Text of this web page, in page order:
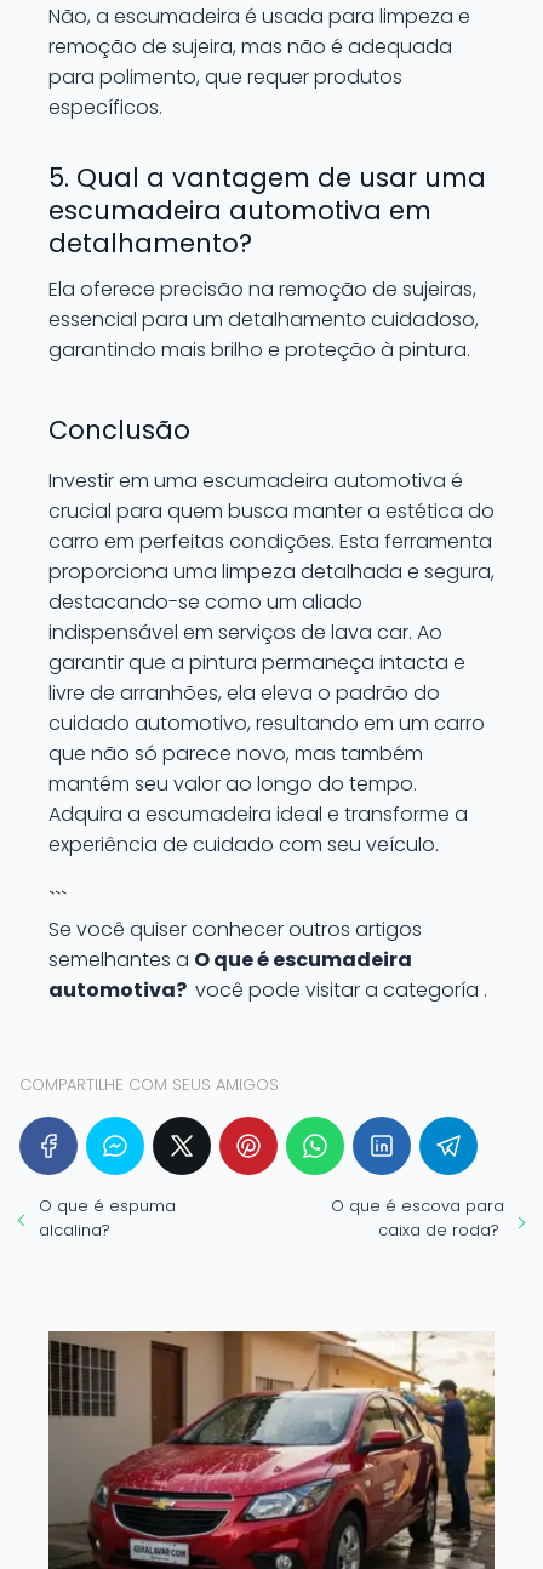
Não, a escumadeira é usada para limpeza e
remoção de sujeira, mas não é adequada
para polimento, que requer produtos
específicos.
5. Qual a vantagem de usar uma
escumadeira automotiva em
detalhamento?
Ela oferece precisão na remoção de sujeiras,
essencial para um detalhamento cuidadoso,
garantindo mais brilho e proteção à pintura.
Conclusão
Investir em uma escumadeira automotiva é
crucial para quem busca manter a estética do
carro em perfeitas condições. Esta ferramenta
proporciona uma limpeza detalhada e segura,
destacando-se como um aliado
indispensável em serviços de lava car. Ao
garantir que a pintura permaneça intacta e
livre de arranhões, ela eleva o padrão do
cuidado automotivo, resultando em um carro
que não só parece novo, mas também
mantém seu valor ao longo do tempo.
Adquira a escumadeira ideal e transforme a
experiência de cuidado com seu veículo.
```
Se você quiser conhecer outros artigos
semelhantes a O que é escumadeira
automotiva? você pode visitar a categoría .
COMPARTILHE COM SEUS AMIGOS
O que é espuma
alcalina?
O que é escova para
caixa de roda?